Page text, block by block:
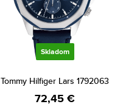
Skladom
Tommy Hilfiger Lars 1792063
72,45 €